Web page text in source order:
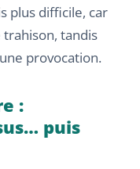
plus difficile, car
tandis
provocation.
:
puis